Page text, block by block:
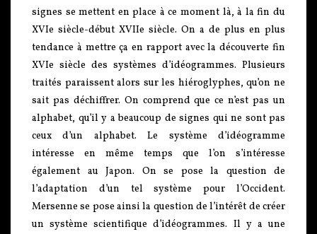
signes se mettent en place à ce moment là, à la fin du
XVIe siècle-début XVIIe siècle. On a de plus en plus
tendance à mettre ça en rapport avec la découverte fin
XVIe siècle des systèmes d’idéogrammes. Plusieurs
traités paraissent alors sur les hiéroglyphes, qu’on ne
sait pas déchiffrer. On comprend que ce n’est pas un
alphabet, qu’il y a beaucoup de signes qui ne sont pas
ceux d’un alphabet. Le système d’idéogramme
intéresse en même temps que l’on s’intéresse
également au Japon. On se pose la question de
l’adaptation d’un tel système pour l’Occident.
Mersenne se pose ainsi la question de l’intérêt de créer
un système scientifique d’idéogrammes. Il y a une